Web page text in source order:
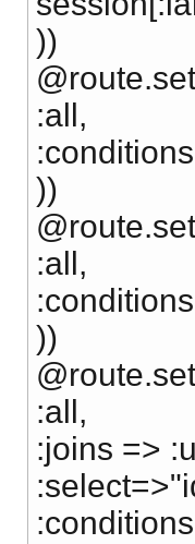
))
:all,
))
:all,
))
:all,
:joins =>